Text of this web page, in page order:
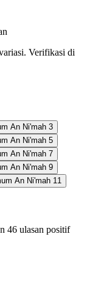
Verifikasi di
46 ulasan positif